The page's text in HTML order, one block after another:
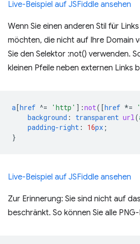
Live-Beispiel auf JSFiddle ansehen
Wenn Sie einen anderen Stil für
möchten, die nicht auf Ihre Domain
Sie den Selektor :not() verwenden.
kleinen Pfeile neben externen Links
a[href ^= 'http' ] :not([href *=
background : transparent url(
padding-right : 16px ;
}
Live-Beispiel auf JSFiddle ansehen
Zur Erinnerung: Sie sind nicht auf
beschränkt. So können Sie alle